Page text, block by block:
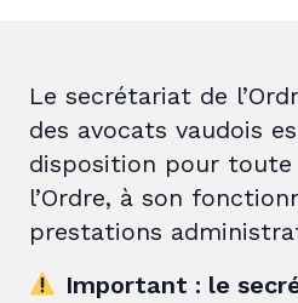
Le secrétariat de
des avocats vaudois
disposition pour toute
l’Ordre, à son
prestations
Important : le